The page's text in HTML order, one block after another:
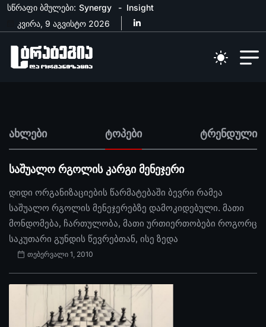
სწრაფი ბმულები: Synergy
Insight
კვირა, 9 აგვისტო 2026
ახლები ტოპები ტრენდული
საშუალო რგოლის კარგი მენეჯერი
დიდი ორგანიზაციების წარმატებაში ბევრი რამეა
საშუალო რგოლის მენეჯერებზე დამოკიდებული. მათი
მონდომება, ჩართულობა, მათი ურთიერთობები როგორც
საკუთარი გუნდის წევრებთან, ისე ზედა
თებერვალი 1, 2010